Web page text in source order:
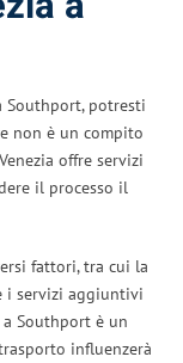
Southport, potresti
non è un compito
offre servizi
il processo il
fattori, tra cui la
i servizi aggiuntivi
a Southport è un
influenzerà